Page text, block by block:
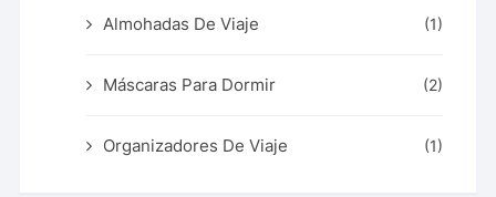
Almohadas De Viaje (1)
Máscaras Para Dormir (2)
Organizadores De Viaje (1)